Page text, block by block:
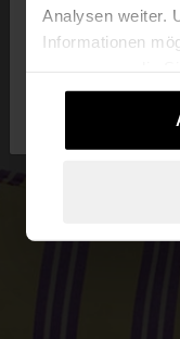
Analysen weiter.
Informationen
die sie im
gesammelt